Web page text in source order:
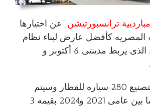
ترانسبورتيشن “عن اختيارها
كأفضل عارض لبناء نظام
يربط مدينتى 6 أكتوبر و
الشركه ستقوم بتصنيع 280 سياره للقطار وسيتم
تسلميهم لمصر ما بين عامى 2021 و2024 بقيمه 3